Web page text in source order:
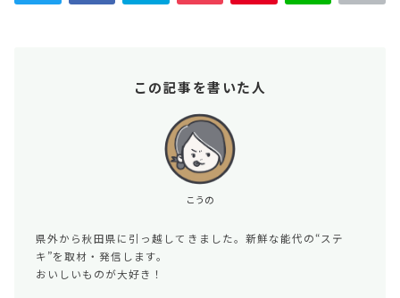
この記事を書いた人
こうの
県外から秋田県に引っ越してきました。新鮮な能代の“ステ
キ”を取材・発信します。
おいしいものが大好き！